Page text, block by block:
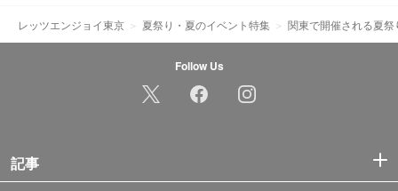
レッツエンジョイ東京 夏祭り・夏のイベント特集 関東で開催される夏
Follow Us
記事